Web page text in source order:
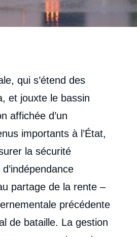
qui s’étend des
et jouxte le bassin
affichée d’un
importants à l’État,
la sécurité
partage de la rente –
précédente
de bataille. La gestion